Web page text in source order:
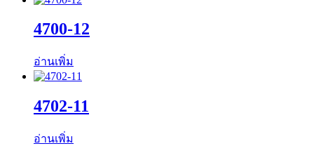
4700-12
อ่านเพิ่ม
4702-11
อ่านเพิ่ม